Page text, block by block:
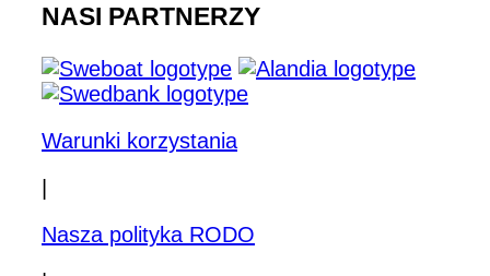
NASI PARTNERZY
Warunki korzystania
Nasza polityka RODO